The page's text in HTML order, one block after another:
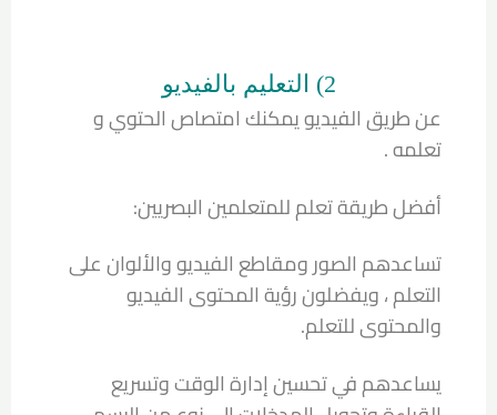
2) التعليم بالفيديو
عن طريق الفيديو يمكنك امتصاص الحتوي و
تعلمه .
أفضل طريقة تعلم للمتعلمين البصريين:
تساعدهم الصور ومقاطع الفيديو والألوان على
التعلم ، ويفضلون رؤية المحتوى الفيديو
والمحتوى للتعلم.
يساعدهم في تحسين إدارة الوقت وتسريع